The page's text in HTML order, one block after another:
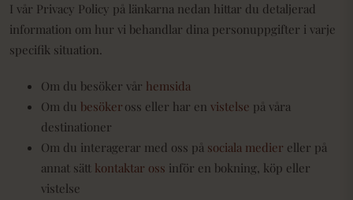
I vår Privacy Policy på länkarna nedan hittar du detaljerad
information om hur vi behandlar dina personuppgifter i varje
specifik situation.
Om du besöker vår hemsida
Om du besöker oss eller har envistelse på våra
destinationer
Om du interagerar med oss ​​på sociala medier eller på
annat sätt kontaktar oss inför en bokning, köp eller
vistelse